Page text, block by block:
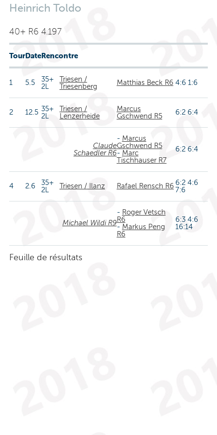
Heinrich Toldo
40+ R6 4.197
TourDateRencontre
1 5.5
35+
2L
Triesen /
Triesenberg
Matthias Beck R6 4:6 1:6
2 12.5 35+
2L
Triesen /
Lenzerheide
Marcus
Gschwend R5
6:2 6:4
Claude
Schaedler R6
- Marcus
Gschwend R5
- Marc
Tischhauser R7
6:2 6:4
4 2.6
35+
2L
Triesen / Ilanz Rafael Rensch R6 6:2 4:6
7:6
Michael Wildi R9
- Roger Vetsch
R6
- Markus Peng
R6
6:3 4:6
16:14
Feuille de résultats